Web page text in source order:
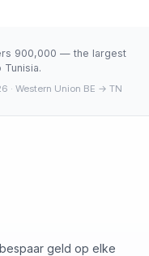
900,000 — the largest
· Western Union BE → TN
geld op elke